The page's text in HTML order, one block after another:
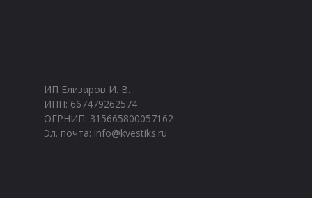
ИП Елизаров И. В.
ИНН: 667479262574
ОГРНИП: 315665800057162
Эл. почта: info@kvestiks.ru